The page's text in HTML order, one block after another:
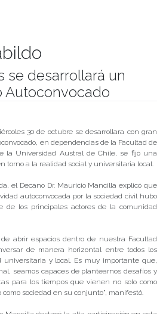
se desarrollará un
Autoconvocado
30 de octubre se desarrollara con gran
en dependencias de la Facultad de
la Universidad Austral de Chile, se fijó una
torno a la realidad social y universitaria local.
el Decano Dr. Mauricio Mancilla explicó que
autoconvocada por la sociedad civil hubo
de los principales actores de la comunidad
abrir espacios dentro de nuestra Facultad
de manera horizontal entre todos los
universitaria y local. Es muy importante que,
seamos capaces de plantearnos desafíos y
para los tiempos que vienen no solo como
sociedad en su conjunto”, manifestó.